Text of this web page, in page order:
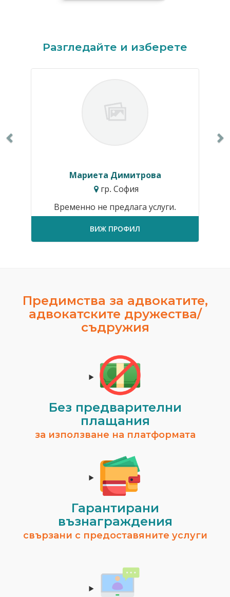
Разгледайте и изберете
Мариета Димитрова
гр. София
Временно не предлага услуги.
ВИЖ ПРОФИЛ
Предимства за адвокатите,
адвокатските дружества/
съдружия
Без предварителни
плащания
за използване на платформата
Гарантирани
възнаграждения
свързани с предоставяните услуги